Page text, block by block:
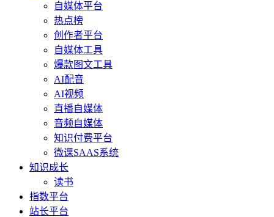
自媒体平台
热点榜
创作者平台
自媒体工具
爆款图文工具
AI配音
AI视频
直播自媒体
音频自媒体
知识付费平台
微课SAAS系统
知识成长
读书
指数平台
站长平台